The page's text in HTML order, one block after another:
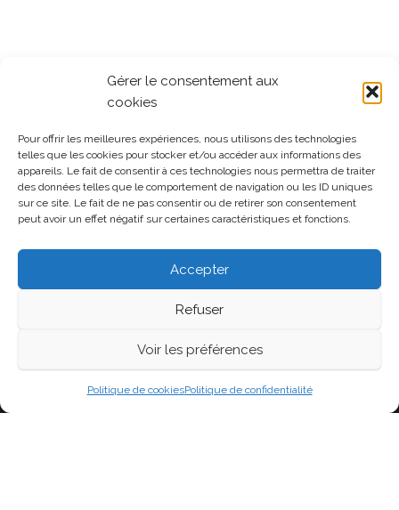
Gérer le consentement aux
cookies
Pour offrir les meilleures expériences, nous utilisons des technologies
telles que les cookies pour stocker et/ou accéder aux informations des
appareils. Le fait de consentir à ces technologies nous permettra de traiter
des données telles que le comportement de navigation ou les ID uniques
sur ce site. Le fait de ne pas consentir ou de retirer son consentement
peut avoir un effet négatif sur certaines caractéristiques et fonctions.
Accepter
Refuser
Voir les préférences
Politique de cookiesPolitique de confidentialité
Politique de confidentialité
Politique de cookies (UE)
Soutenir la page
Fièrement propulsé parWordPress
Blog